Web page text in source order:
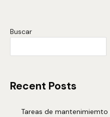
Buscar
Recent Posts
Tareas de mantenimiemto